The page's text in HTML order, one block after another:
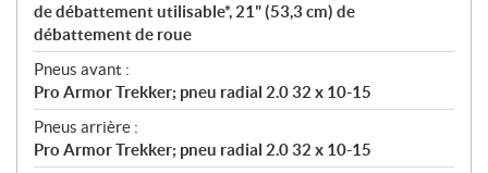
de débattement utilisable*, 21" (53,3 cm) de
débattement de roue
Pneus avant :
Pro Armor Trekker; pneu radial 2.0 32 x 10-15
Pneus arrière :
Pro Armor Trekker; pneu radial 2.0 32 x 10-15